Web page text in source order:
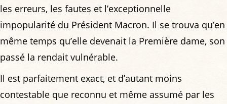
les erreurs, les fautes et l’exceptionnelle
impopularité du Président Macron. Il se trouva qu’en
même temps qu’elle devenait la Première dame, son
passé la rendait vulnérable.
Il est parfaitement exact, et d’autant moins
contestable que reconnu et même assumé par les